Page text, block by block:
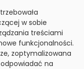
w sobie
treściami
funkcjonalności.
zoptymalizowana
na